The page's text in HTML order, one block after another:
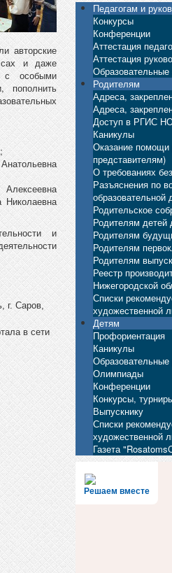
авторские
и даже
с особыми
пополнить
Николаевна
и
г. Саров,
в сети
Педагогам и
Конкурсы
Конференции
Аттестация
Аттестация
Образовательные
Родителям
Адреса,
Адреса,
Доступ в РГИС
Каникулы
Оказание помощи
представителям)
О требованиях
Разъяснения по
образовательной
Родительское
Родителям детей
Родителям
Родителям
Родителям
Реестр
Нижегородской
Списки
художественной
Детям
Профориентация
Каникулы
Олимпиады
Конференции
Конкурсы,
Выпускнику
Списки
художественной
Газета
Решаем вместе